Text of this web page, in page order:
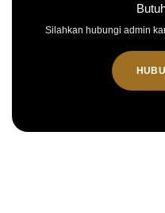
Silahkan hubungi admin